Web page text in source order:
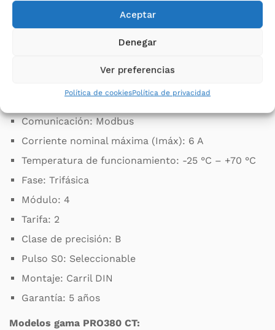
Aceptar
Denegar
Ver preferencias
Política de cookiesPolítica de privacidad
*Consultar compatibilidad al fabricante de
inversores o cargadores.
Comunicación: Modbus
Corriente nominal máxima (Imáx): 6 A
Temperatura de funcionamiento: -25 °C – +70 °C
Fase: Trifásica
Módulo: 4
Tarifa: 2
Clase de precisión: B
Pulso S0: Seleccionable
Montaje: Carril DIN
Garantía: 5 años
Modelos gama PRO380 CT: